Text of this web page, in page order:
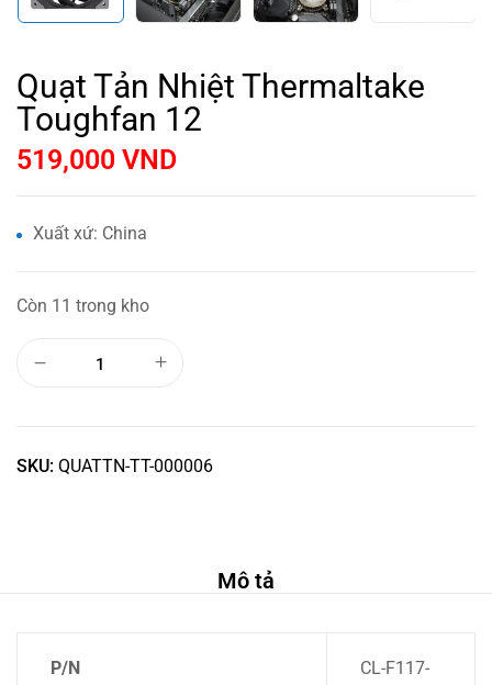
Quạt Tản Nhiệt Thermaltake
Toughfan 12
519,000 VND
Xuất xứ: China
Còn 11 trong kho
SKU: QUATTN-TT-000006
Mô tả
P/N
CL-F117-